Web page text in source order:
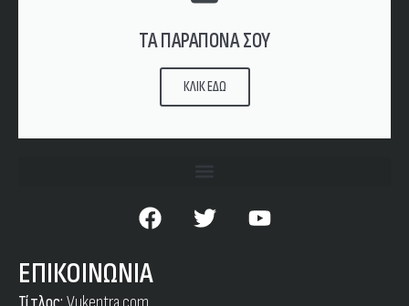
ΤΑ ΠΑΡΑΠΟΝΑ ΣΟΥ
ΚΛΙΚ ΕΔΩ
ΕΠΙΚΟΙΝΩΝΙΑ